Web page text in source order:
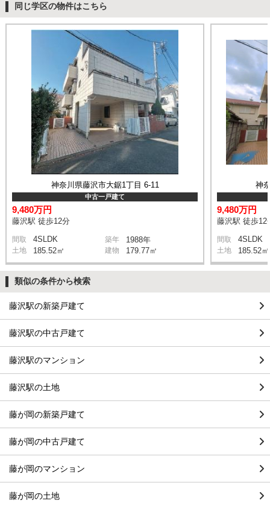
同じ学区の物件はこちら
神奈川県藤沢市大鋸1丁目 6-11
中古一戸建て
9,480万円
藤沢駅 徒歩12分
間取 4SLDK 築年 1988年
土地 185.52㎡ 建物 179.77㎡
神
9,480万円
藤沢駅 徒歩12
間取 4SLDK
土地 185.52㎡
類似の条件から検索
藤沢駅の新築戸建て
藤沢駅の中古戸建て
藤沢駅のマンション
藤沢駅の土地
藤が岡の新築戸建て
藤が岡の中古戸建て
藤が岡のマンション
藤が岡の土地